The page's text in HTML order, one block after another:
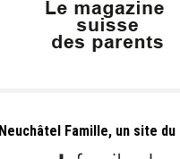
Neuchâtel Famille, un site du